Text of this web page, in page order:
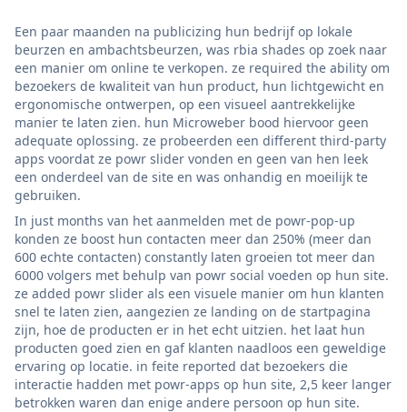
Een paar maanden na publicizing hun bedrijf op lokale
beurzen en ambachtsbeurzen, was rbia shades op zoek naar
een manier om online te verkopen. ze required the ability om
bezoekers de kwaliteit van hun product, hun lichtgewicht en
ergonomische ontwerpen, op een visueel aantrekkelijke
manier te laten zien. hun Microweber bood hiervoor geen
adequate oplossing. ze probeerden een different third-party
apps voordat ze powr slider vonden en geen van hen leek
een onderdeel van de site en was onhandig en moeilijk te
gebruiken.
In just months van het aanmelden met de powr-pop-up
konden ze boost hun contacten meer dan 250% (meer dan
600 echte contacten) constantly laten groeien tot meer dan
6000 volgers met behulp van powr social voeden op hun site.
ze added powr slider als een visuele manier om hun klanten
snel te laten zien, aangezien ze landing on de startpagina
zijn, hoe de producten er in het echt uitzien. het laat hun
producten goed zien en gaf klanten naadloos een geweldige
ervaring op locatie. in feite reported dat bezoekers die
interactie hadden met powr-apps op hun site, 2,5 keer langer
betrokken waren dan enige andere persoon op hun site.